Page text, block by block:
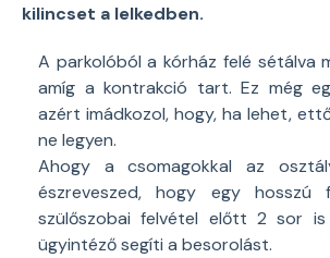
kilincset a lelkedben.
A parkolóból a kórház felé sétálva
amíg a kontrakció tart. Ez még
azért imádkozol, hogy, ha lehet,
ne legyen.
Ahogy a csomagokkal az
észreveszed, hogy egy hosszú
szülőszobai felvétel előtt 2 sor
ügyintéző segíti a besorolást.